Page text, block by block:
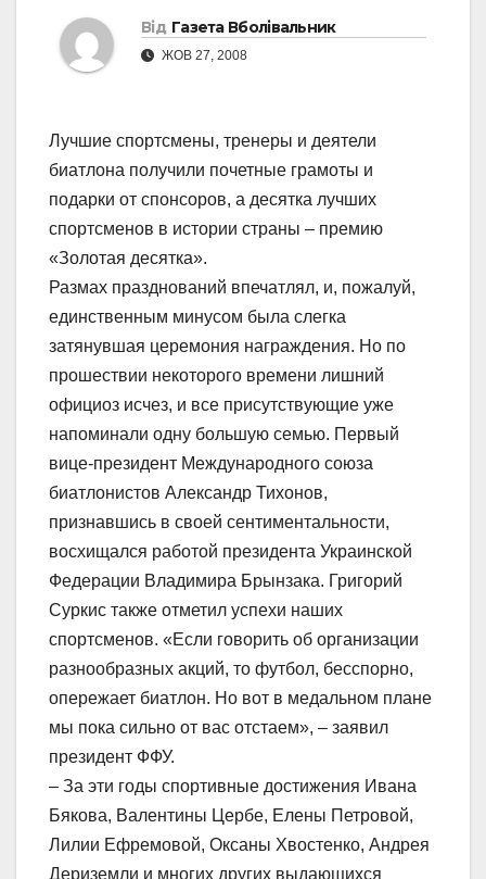
Від Газета Вболівальник
ЖОВ 27, 2008
Лучшие спортсмены, тренеры и деятели
биатлона получили почетные грамоты и
подарки от спонсоров, а десятка лучших
спортсменов в истории страны – премию
«Золотая десятка».
Размах празднований впечатлял, и, пожалуй,
единственным минусом была слегка
затянувшая церемония награждения. Но по
прошествии некоторого времени лишний
официоз исчез, и все присутствующие уже
напоминали одну большую семью. Первый
вице-президент Международного союза
биатлонистов Александр Тихонов,
признавшись в своей сентиментальности,
восхищался работой президента Украинской
Федерации Владимира Брынзака. Григорий
Суркис также отметил успехи наших
спортсменов. «Если говорить об организации
разнообразных акций, то футбол, бесспорно,
опережает биатлон. Но вот в медальном плане
мы пока сильно от вас отстаем», – заявил
президент ФФУ.
– За эти годы спортивные достижения Ивана
Бякова, Валентины Цербе, Елены Петровой,
Лилии Ефремовой, Оксаны Хвостенко, Андрея
Дериземли и многих других выдающихся